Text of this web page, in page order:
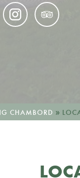
CHAMBORD »